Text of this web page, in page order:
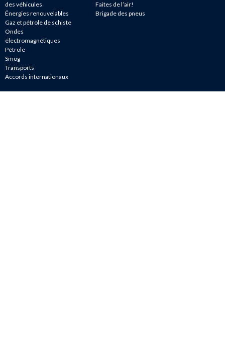
des véhicules
Énergies renouvelables
Gaz et pétrole de schiste
Ondes
électromagnétiques
Pétrole
Smog
Transports
Accords internationaux
Faites de l’air!
Brigade des pneus